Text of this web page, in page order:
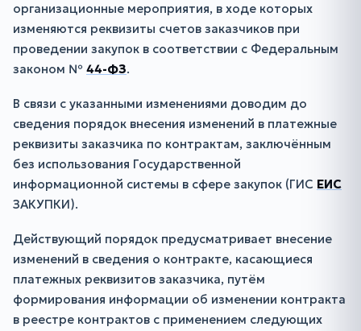
организационные мероприятия, в ходе которых
изменяются реквизиты счетов заказчиков при
проведении закупок в соответствии с Федеральным
законом № 44-ФЗ.
В связи с указанными изменениями доводим до
сведения порядок внесения изменений в платежные
реквизиты заказчика по контрактам, заключённым
без использования Государственной
информационной системы в сфере закупок (ГИС ЕИС
ЗАКУПКИ).
Действующий порядок предусматривает внесение
изменений в сведения о контракте, касающиеся
платежных реквизитов заказчика, путём
формирования информации об изменении контракта
в реестре контрактов с применением следующих